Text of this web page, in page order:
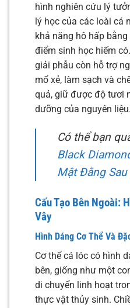
hình nghiên cứu lý
lý học của các loài cá
khả năng hô hấp
điểm sinh học hiếm
giải phẫu còn hỗ trợ
mổ xẻ, làm sạch và
quả, giữ được độ tươi
dưỡng của nguyên liệu.
Có thể bạn
Black
Mật Đằng
Cấu Tạo Bên Ngoài:
Vây
Hình Dáng Cơ Thể Và
Cơ thể cá lóc có hình
bên, giống như một
di chuyển linh hoạt
thực vật thủy sinh.